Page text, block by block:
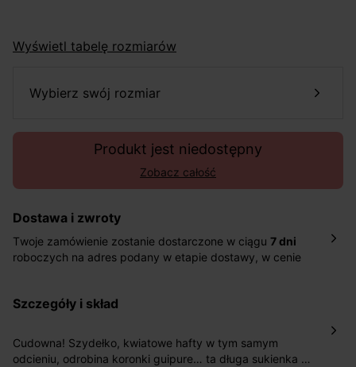
Wyświetl tabelę rozmiarów
wybierz swój rozmiar
Produkt jest niedostępny
Zobacz całość
Dostawa i zwroty
Twoje zamówienie zostanie dostarczone w ciągu 7 dni
roboczych na adres podany w etapie dostawy, w cenie
pośrednictwem DHL Express.
roboczych do wybranego przez Ciebie paczkomatu , a
koszt przesyłki wynosi 9,40 zł.
szczegóły i skład
Cudowna! Szydełko, kwiatowe hafty w tym samym
odcieniu, odrobina koronki guipure… ta długa sukienka z